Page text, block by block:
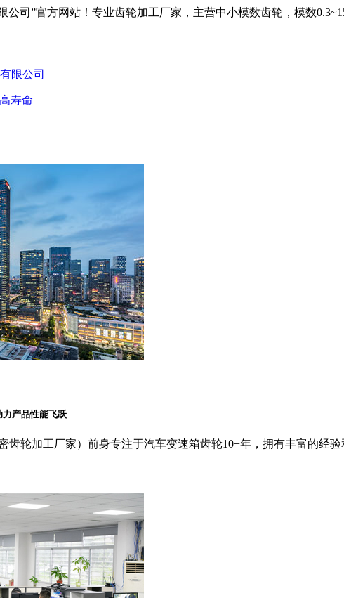
公司”官方网站！专业齿轮加工厂家，主营中小模数齿轮，模数
限公司
寿命
力产品性能飞跃
齿轮加工厂家）前身专注于汽车变速箱齿轮10+年，拥有丰富的经